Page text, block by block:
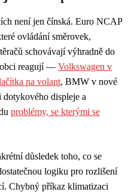
není jen čínská. Euro NCAP
ovládání směrovek,
schovávají výhradně do
reagují — Volkswagen v
na volant, BMW v nové
dotykového displeje a
problémy, se kterými se
důsledek toho, co se
logiku pro rozlišení
Chybný příkaz klimatizaci